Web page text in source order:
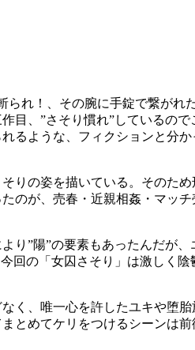
られ！、その腕に手錠で繋がれ
目、”さそり慣れ”しているの
るような、フィクションと分
りの姿を描いている。そのた
のが、売春・近親相姦・マッ
り”陽”の要素もあったんだが
回の「女囚さそり」は激しく
く、唯一心を許したユキや堕
とめてケリをつけるシーンは